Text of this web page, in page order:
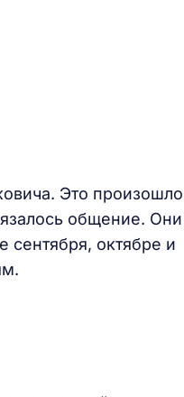
Это
общение. Они
сентября, октябре и